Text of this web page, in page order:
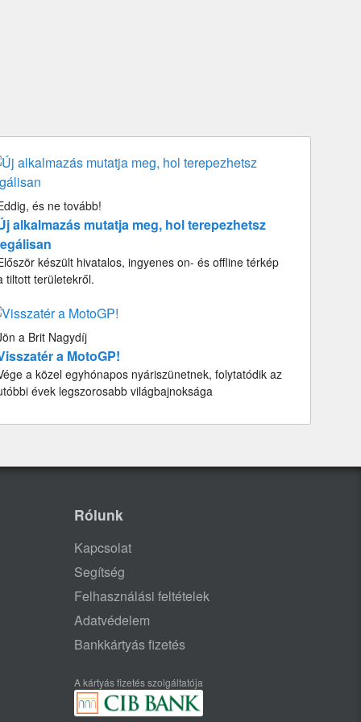
és ne tovább!
alkalmazás mutatja meg, hol terepezhetsz
készült hivatalos, ingyenes on- és offline térkép
tiltott területekről.
a Brit Nagydíj
a MotoGP!
a közel egyhónapos nyáriszünetnek, folytatódik az
évek legszorosabb világbajnoksága
Rólunk
Kapcsolat
Segítség
Felhasználási feltételek
Adatvédelem
Bankkártyás fizetés
A kártyás fizetés szolgáltatója